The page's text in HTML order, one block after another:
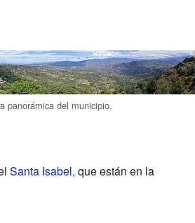
panorámica del municipio.
Santa Isabel, que están en la